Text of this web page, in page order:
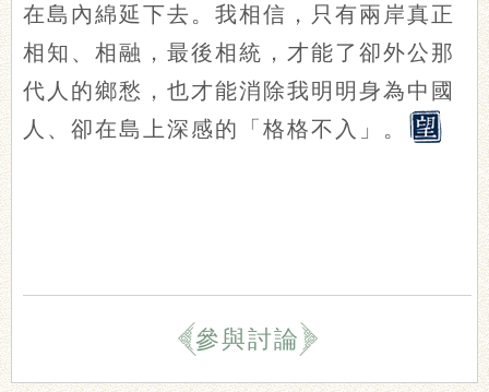
在島內綿延下去。我相信，只有兩岸真正
相知、相融，最後相統，才能了卻外公那
代人的鄉愁，也才能消除我明明身為中國
人、卻在島上深感的「格格不入」。
參與討論